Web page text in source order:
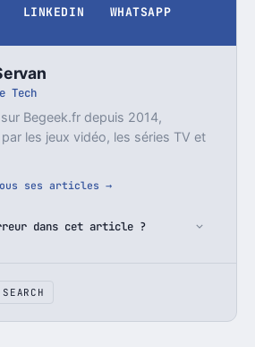
LINKEDIN WHATSAPP
Tech
Begeek.fr depuis 2014,
les jeux vidéo, les séries TV et
ses articles →
dans cet article ?
SEARCH